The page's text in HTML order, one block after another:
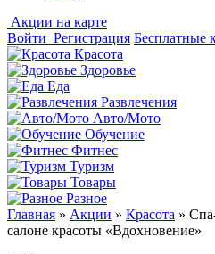
Акции на карте
Войти Регистрация Бесплатные
Красота
Здоровье
Еда
Развлечения
Авто/Мото
Обучение
Фитнес
Туризм
Товары
Разное
Главная » Акции » Красота »
салоне красоты «Вдохновение»